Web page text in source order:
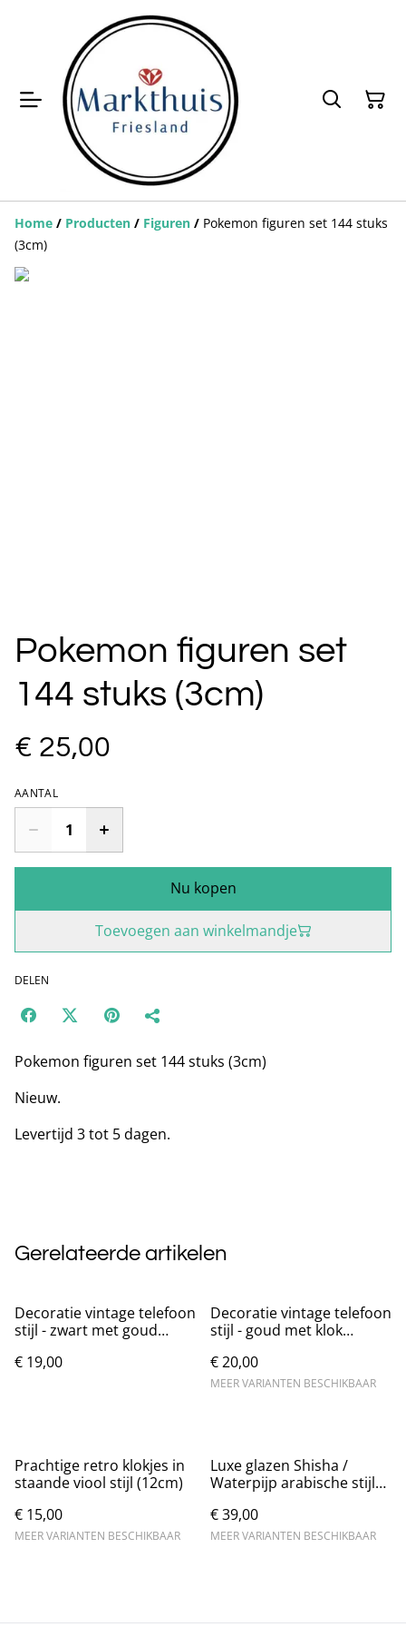
Home / Producten / Figuren / Pokemon figuren set 144 stuks
(3cm)
Pokemon figuren set
144 stuks (3cm)
€ 25,00
AANTAL
Nu kopen
Toevoegen aan winkelmandje
DELEN
Pokemon figuren set 144 stuks (3cm)
Nieuw.
Levertijd 3 tot 5 dagen.
Gerelateerde artikelen
Decoratie vintage telefoon
stijl - zwart met goud
€ 19,00
Decoratie vintage telefoon
stijl - goud met klok
€ 20,00
MEER VARIANTEN BESCHIKBAAR
Prachtige retro klokjes in
staande viool stijl (12cm)
€ 15,00
MEER VARIANTEN BESCHIKBAAR
Luxe glazen Shisha /
Waterpijp arabische stijl
€ 39,00
MEER VARIANTEN BESCHIKBAAR